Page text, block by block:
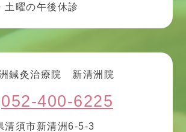
土曜の午後休診
鍼灸治療院 新清洲院
052-400-6225
清須市新清洲6-5-3